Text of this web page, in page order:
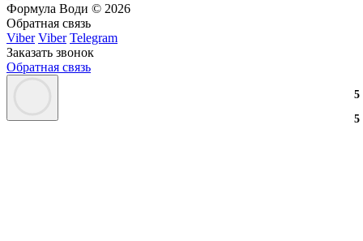
3
3
2
2
3
3
5
5
Формула Води © 2026
Обратная связь
Viber Viber Telegram
Заказать звонок
Обратная связь